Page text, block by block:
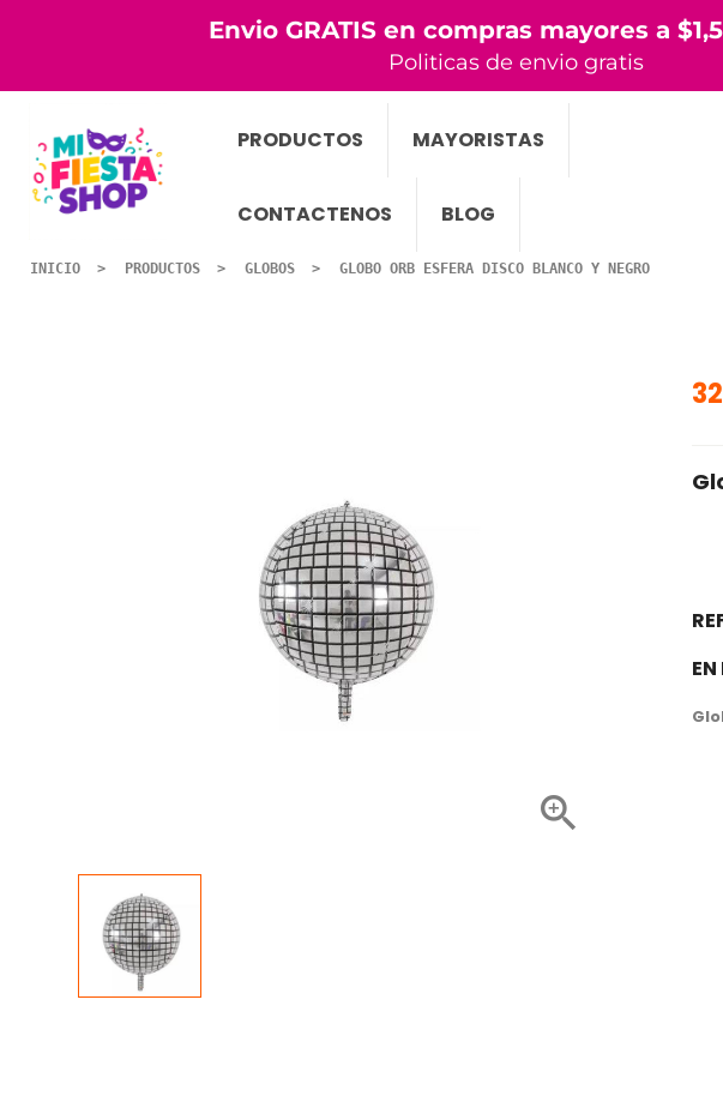
Envio GRATIS en compras mayores a
Politicas de envio gratis
PRODUCTOS MAYORISTAS
CONTACTENOS BLOG
INICIO PRODUCTOS GLOBOS GLOBO ORB ESFERA DISCO BLANCO Y NEGRO
